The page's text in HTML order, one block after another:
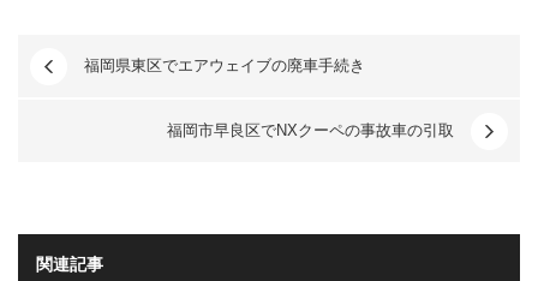
福岡県東区でエアウェイブの廃車手続き
福岡市早良区でNXクーペの事故車の引取
関連記事